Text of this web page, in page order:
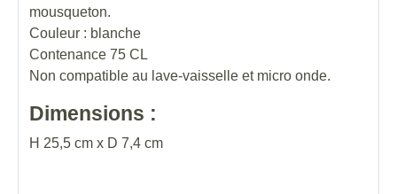
mousqueton.
Couleur : blanche
Contenance 75 CL
Non compatible au lave-vaisselle et micro onde.
Dimensions :
H 25,5 cm x D 7,4 cm